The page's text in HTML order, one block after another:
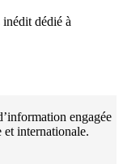
dédié à
engagée
et internationale.